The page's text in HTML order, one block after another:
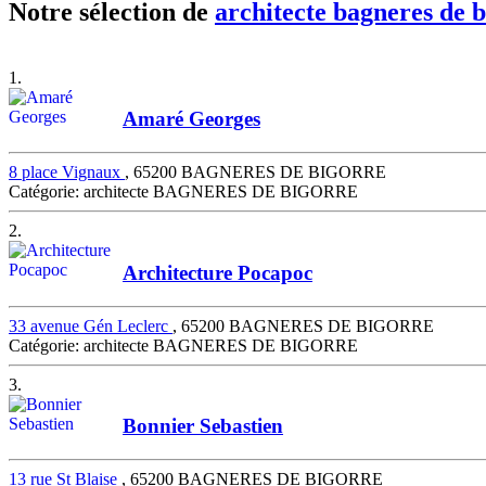
Notre sélection de architecte bagneres de
1.
Amaré Georges
8 place Vignaux , 65200 BAGNERES DE BIGORRE
Catégorie: architecte BAGNERES DE BIGORRE
2.
Architecture Pocapoc
33 avenue Gén Leclerc , 65200 BAGNERES DE BIGORRE
Catégorie: architecte BAGNERES DE BIGORRE
3.
Bonnier Sebastien
13 rue St Blaise , 65200 BAGNERES DE BIGORRE